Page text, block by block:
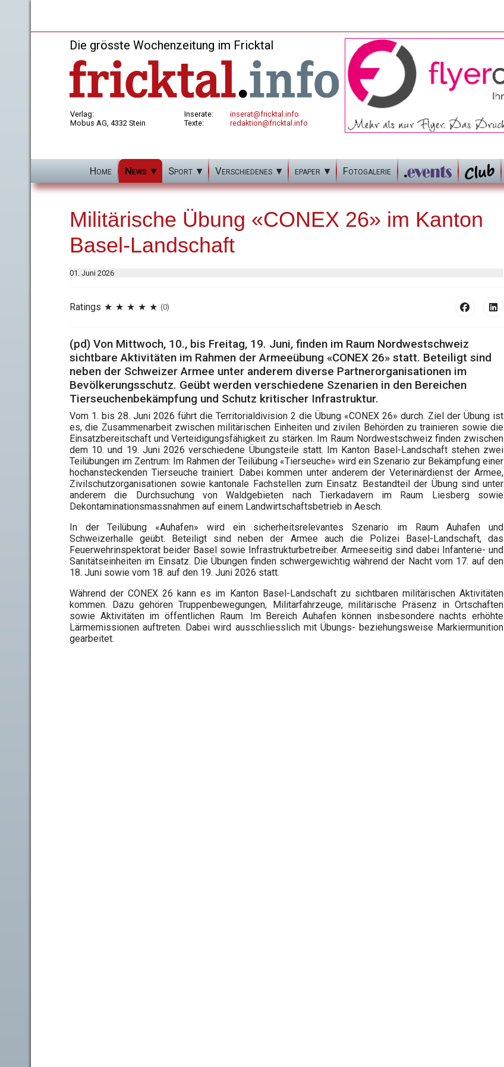
Die grösste Wochenzeitung im Fricktal
Verlag:
Mobus AG, 4332 Stein
Inserate:
Texte:
inserat@fricktal.info
redaktion@fricktal.info
Home News Sport Verschiedenes epaper Fotogalerie
Militärische Übung «CONEX 26» im Kanton
Basel-Landschaft
01. Juni 2026
Ratings (0)
(pd) Von Mittwoch, 10., bis Freitag, 19. Juni, finden im Raum Nordwestschweiz
sichtbare Aktivitäten im Rahmen der Armeeübung «CONEX 26» statt. Beteiligt sind
neben der Schweizer Armee unter anderem diverse Partnerorganisationen im
Bevölkerungsschutz. Geübt werden verschiedene Szenarien in den Bereichen
Tierseuchenbekämpfung und Schutz kritischer Infrastruktur.
Vom 1. bis 28. Juni 2026 führt die Territorialdivision 2 die Übung «CONEX 26» durch. Ziel der Übung ist
es, die Zusammenarbeit zwischen militärischen Einheiten und zivilen Behörden zu trainieren sowie die
Einsatzbereitschaft und Verteidigungsfähigkeit zu stärken. Im Raum Nordwestschweiz finden zwischen
dem 10. und 19. Juni 2026 verschiedene Übungsteile statt. Im Kanton Basel-Landschaft stehen zwei
Teilübungen im Zentrum: Im Rahmen der Teilübung «Tierseuche» wird ein Szenario zur Bekämpfung einer
hochansteckenden Tierseuche trainiert. Dabei kommen unter anderem der Veterinärdienst der Armee,
Zivilschutzorganisationen sowie kantonale Fachstellen zum Einsatz. Bestandteil der Übung sind unter
anderem die Durchsuchung von Waldgebieten nach Tierkadavern im Raum Liesberg sowie
Dekontaminationsmassnahmen auf einem Landwirtschaftsbetrieb in Aesch.
In der Teilübung «Auhafen» wird ein sicherheitsrelevantes Szenario im Raum Auhafen und
Schweizerhalle geübt. Beteiligt sind neben der Armee auch die Polizei Basel-Landschaft, das
Feuerwehrinspektorat beider Basel sowie Infrastrukturbetreiber. Armeeseitig sind dabei Infanterie- und
Sanitätseinheiten im Einsatz. Die Übungen finden schwergewichtig während der Nacht vom 17. auf den
18. Juni sowie vom 18. auf den 19. Juni 2026 statt.
Während der CONEX 26 kann es im Kanton Basel-Landschaft zu sichtbaren militärischen Aktivitäten
kommen. Dazu gehören Truppenbewegungen, Militärfahrzeuge, militärische Präsenz in Ortschaften
sowie Aktivitäten im öffentlichen Raum. Im Bereich Auhafen können insbesondere nachts erhöhte
Lärmemissionen auftreten. Dabei wird ausschliesslich mit Übungs- beziehungsweise Markiermunition
gearbeitet.